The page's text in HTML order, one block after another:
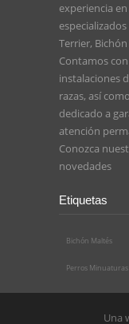
experiencia
Terrier,
Contamos
instalaciones
razas, así
dedicado a
atención
Conozca
novedades
Etiquetas
Bichón Maltés
Perros Minuaturas
Una